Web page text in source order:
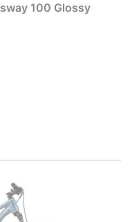
100 Glossy